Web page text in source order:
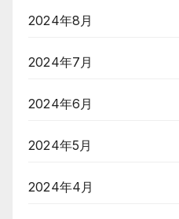
2024年8月
2024年7月
2024年6月
2024年5月
2024年4月